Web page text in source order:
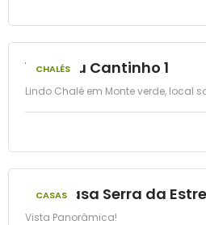
CHALÉS
10 - Meu Cantinho 1
Lindo Chalé em Monte verde, local
CASAS
20 - Casa Serra da
Vista Panorâmica!